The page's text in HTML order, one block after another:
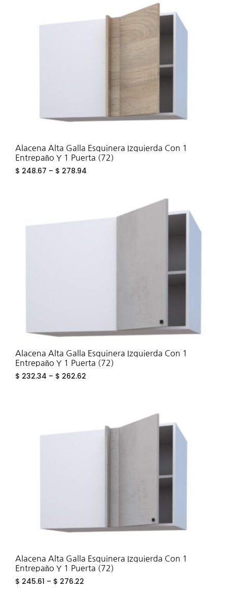
Alacena Alta Galla Esquinera Izquierda Con 1
Entrepaño Y 1 Puerta (72)
$ 248.67 – $ 278.94
Alacena Alta Galla Esquinera Izquierda Con 1
Entrepaño Y 1 Puerta (72)
$ 232.34 – $ 262.62
Alacena Alta Galla Esquinera Izquierda Con 1
Entrepaño Y 1 Puerta (72)
$ 245.61 – $ 276.22